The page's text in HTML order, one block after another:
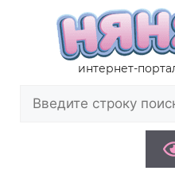
содержимому
интернет-